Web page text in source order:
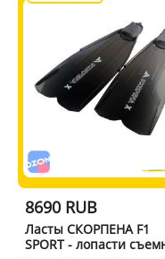
8690 RUB
Ласты СКОРПЕНА F1
SPORT - лопасти